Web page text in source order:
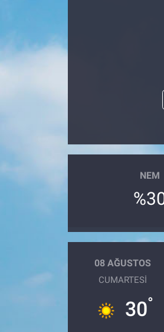
NEM
08 AĞUSTOS
CUMARTESI
30°